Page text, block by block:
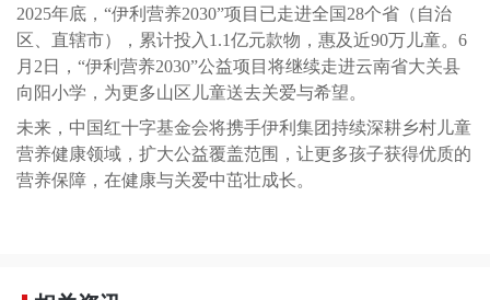
2025年底，“伊利营养2030”项目已走进全国28个省（自治
区、直辖市），累计投入1.1亿元款物，惠及近90万儿童。6
月2日，“伊利营养2030”公益项目将继续走进云南省大关县
向阳小学，为更多山区儿童送去关爱与希望。
未来，中国红十字基金会将携手伊利集团持续深耕乡村儿童
营养健康领域，扩大公益覆盖范围，让更多孩子获得优质的
营养保障，在健康与关爱中茁壮成长。